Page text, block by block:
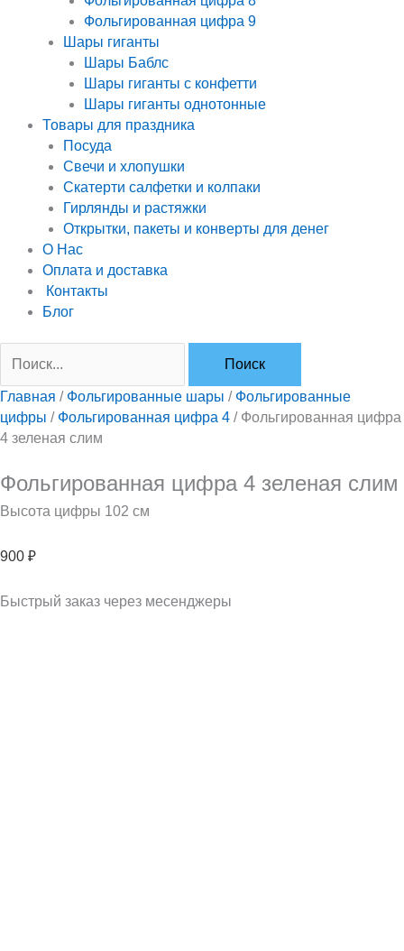
Фольгированная цифра 9
Шары гиганты
Шары Баблс
Шары гиганты с конфетти
Шары гиганты однотонные
Товары для праздника
Посуда
Свечи и хлопушки
Скатерти салфетки и колпаки
Гирлянды и растяжки
Открытки, пакеты и конверты для денег
О Нас
Оплата и доставка
Контакты
Блог
Главная / Фольгированные шары / Фольгированные
цифры / Фольгированная цифра 4 / Фольгированная цифра
4 зеленая слим
Фольгированная цифра 4 зеленая слим
Высота цифры 102 см
900 ₽
Быстрый заказ через месенджеры